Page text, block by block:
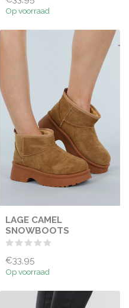
Op voorraad
LAGE CAMEL
SNOWBOOTS
€33,95
Op voorraad